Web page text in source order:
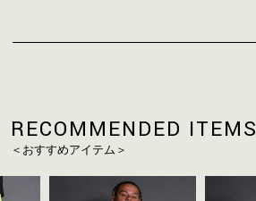
RECOMMENDED ITEMS
＜おすすめアイテム＞